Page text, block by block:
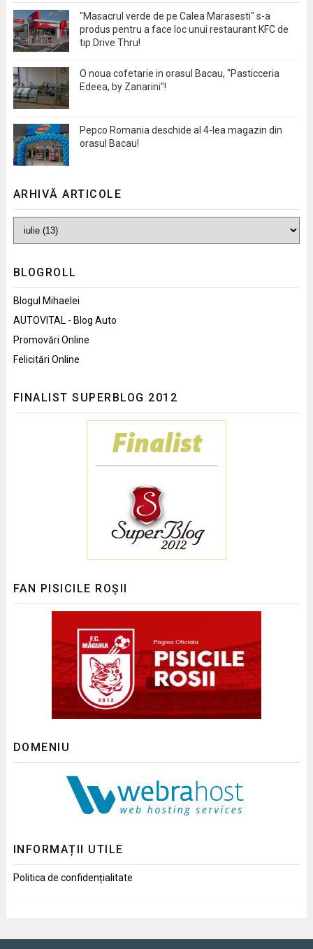
"Masacrul verde de pe Calea Marasesti" s-a
produs pentru a face loc unui restaurant KFC de
tip Drive Thru!
O noua cofetarie in orasul Bacau, "Pasticceria
Edeea, by Zanarini"!
Pepco Romania deschide al 4-lea magazin din
orasul Bacau!
ARHIVĂ ARTICOLE
BLOGROLL
Blogul Mihaelei
AUTOVITAL - Blog Auto
Promovări Online
Felicitări Online
FINALIST SUPERBLOG 2012
FAN PISICILE ROȘII
DOMENIU
INFORMAȚII UTILE
Politica de confidențialitate